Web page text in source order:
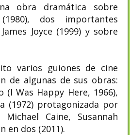
obra dramática sobre
dos importantes
Joyce (1999) y sobre
varios guiones de cine
de algunas de sus obras:
(I Was Happy Here, 1966),
(1972) protagonizada por
Caine, Susannah
en dos (2011).​